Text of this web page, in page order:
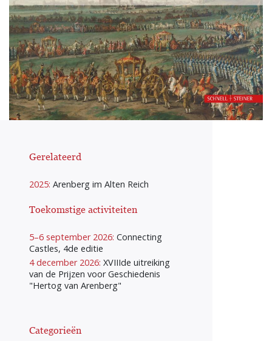
Gerelateerd
2025: Arenberg im Alten Reich
Toekomstige activiteiten
5–6 september 2026: Connecting
Castles, 4de editie
4 december 2026: XVIIIde uitreiking
van de Prijzen voor Geschiedenis
"Hertog van Arenberg"
Categorieën